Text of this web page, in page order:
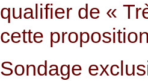
qualifier de «
cette
Sondage